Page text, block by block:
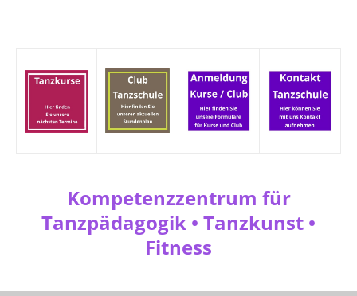
Kompetenzzentrum für
Tanzpädagogik • Tanzkunst •
Fitness